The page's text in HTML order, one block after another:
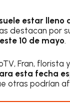
suele estar lleno
destacan por
10 de mayo.
Fran, florista y
esta fecha
otras podrían